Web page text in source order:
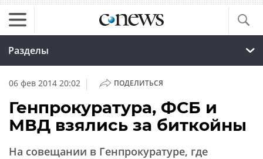
Разделы
06 фев 2014 20:02 | ПОДЕЛИТЬСЯ
Генпрокуратура, ФСБ и
МВД взялись за биткойны
На совещании в Генпрокуратуре, где